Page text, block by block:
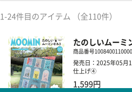
1-24件目のアイテム （全110件）
たのしいムーミ
商品番号
発売日：2025年05月
仕上げ④
1,599円